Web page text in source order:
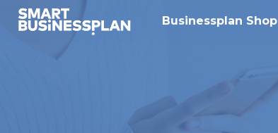
Businessplan Shop